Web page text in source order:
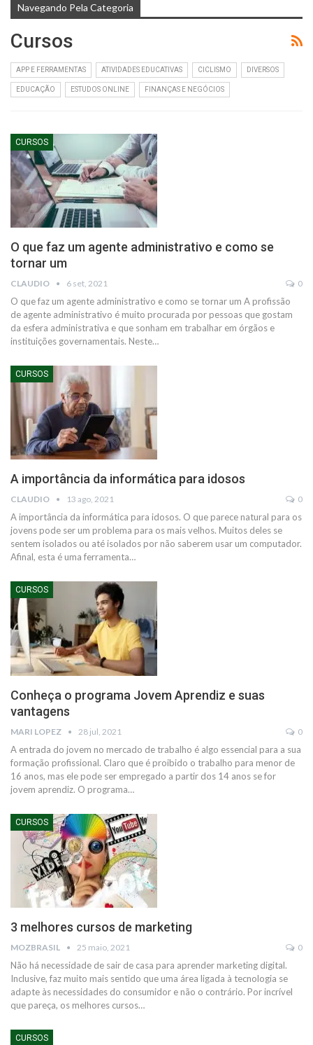
Navegando Pela Categoria
Cursos
APP E FERRAMENTAS ATIVIDADES EDUCATIVAS CICLISMO DIVERSOS
EDUCAÇÃO ESTUDOS ONLINE FINANÇAS E NEGÓCIOS
CURSOS
O que faz um agente administrativo e como se
tornar um
CLAUDIO 6 set, 2021 0
O que faz um agente administrativo e como se tornar um A profissão
de agente administrativo é muito procurada por pessoas que gostam
da esfera administrativa e que sonham em trabalhar em órgãos e
instituições governamentais. Neste…
CURSOS
A importância da informática para idosos
CLAUDIO 13 ago, 2021 0
A importância da informática para idosos. O que parece natural para os
jovens pode ser um problema para os mais velhos. Muitos deles se
sentem isolados ou até isolados por não saberem usar um computador.
Afinal, esta é uma ferramenta…
CURSOS
Conheça o programa Jovem Aprendiz e suas
vantagens
MARI LOPEZ 28 jul, 2021 0
A entrada do jovem no mercado de trabalho é algo essencial para a sua
formação profissional. Claro que é proibido o trabalho para menor de
16 anos, mas ele pode ser empregado a partir dos 14 anos se for
jovem aprendiz. O programa…
CURSOS
3 melhores cursos de marketing
MOZBRASIL 25 maio, 2021 0
Não há necessidade de sair de casa para aprender marketing digital.
Inclusive, faz muito mais sentido que uma área ligada à tecnologia se
adapte às necessidades do consumidor e não o contrário. Por incrível
que pareça, os melhores cursos…
CURSOS